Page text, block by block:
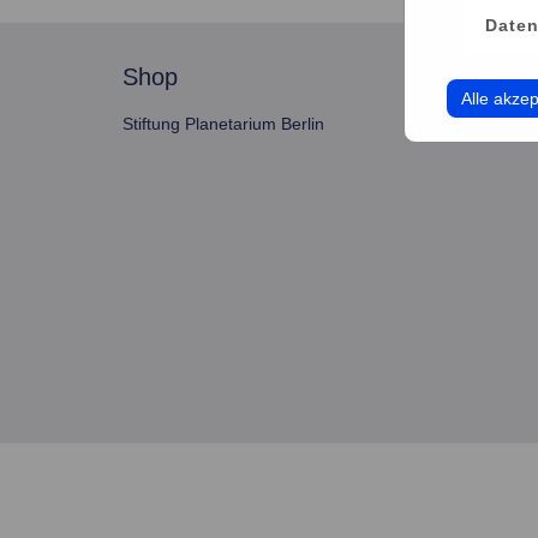
Alle
shop
Stiftung Planetarium Berlin Konto